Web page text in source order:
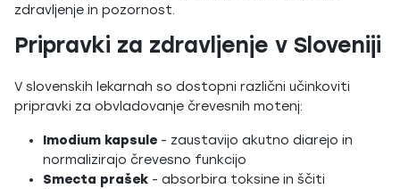
zdravljenje in pozornost.
Pripravki za zdravljenje v Sloveniji
V slovenskih lekarnah so dostopni različni učinkoviti
pripravki za obvladovanje črevesnih motenj:
Imodium kapsule - zaustavijo akutno diarejo in
normalizirajo črevesno funkcijo
Smecta prašek - absorbira toksine in ščiti